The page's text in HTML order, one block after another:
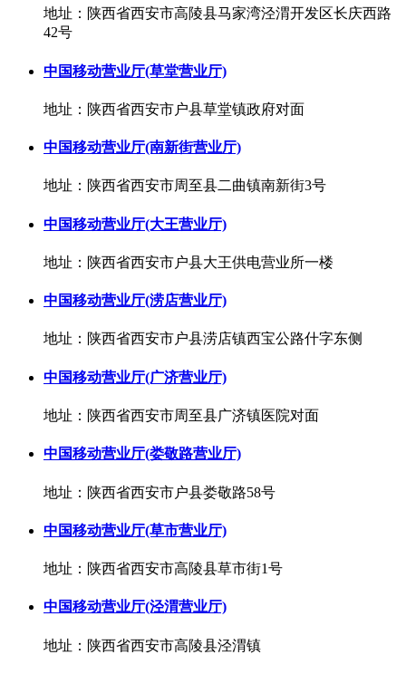
地址：陕西省西安市高陵县马家湾泾渭开发区长庆西路
42号
中国移动营业厅(草堂营业厅)
地址：陕西省西安市户县草堂镇政府对面
中国移动营业厅(南新街营业厅)
地址：陕西省西安市周至县二曲镇南新街3号
中国移动营业厅(大王营业厅)
地址：陕西省西安市户县大王供电营业所一楼
中国移动营业厅(涝店营业厅)
地址：陕西省西安市户县涝店镇西宝公路什字东侧
中国移动营业厅(广济营业厅)
地址：陕西省西安市周至县广济镇医院对面
中国移动营业厅(娄敬路营业厅)
地址：陕西省西安市户县娄敬路58号
中国移动营业厅(草市营业厅)
地址：陕西省西安市高陵县草市街1号
中国移动营业厅(泾渭营业厅)
地址：陕西省西安市高陵县泾渭镇